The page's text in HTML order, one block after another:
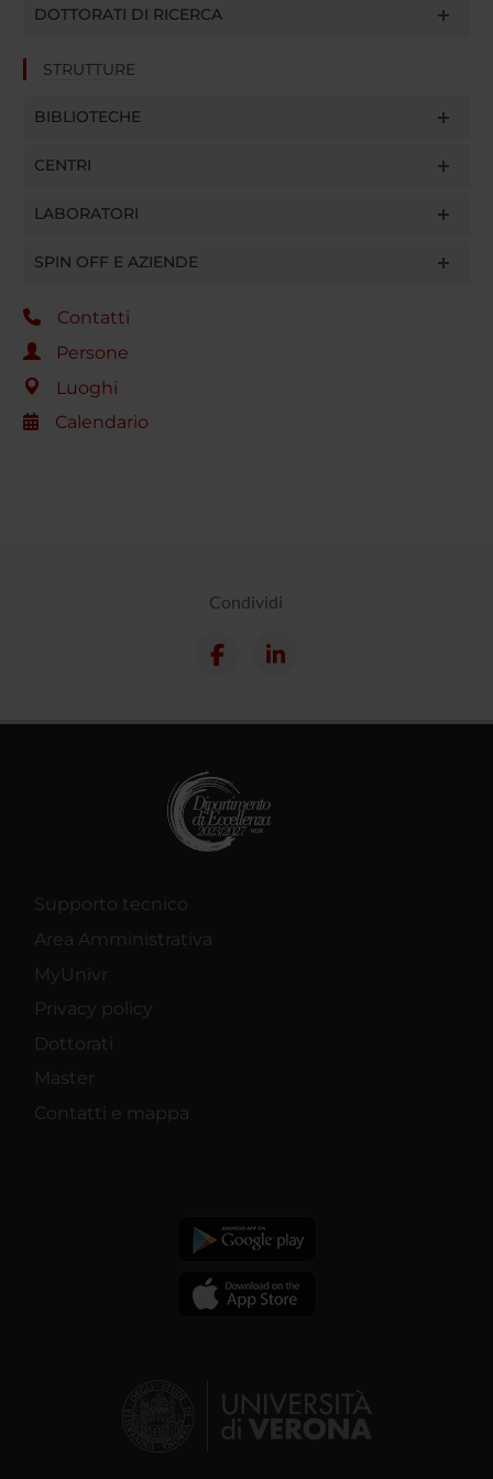
DOTTORATI DI RICERCA
STRUTTURE
BIBLIOTECHE
CENTRI
LABORATORI
SPIN OFF E AZIENDE
Contatti
Persone
Luoghi
Calendario
Condividi
Supporto tecnico
Area Amministrativa
MyUnivr
Privacy policy
Dottorati
Master
Contatti e mappa